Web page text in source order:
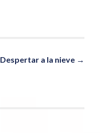
Despertar a la nieve →